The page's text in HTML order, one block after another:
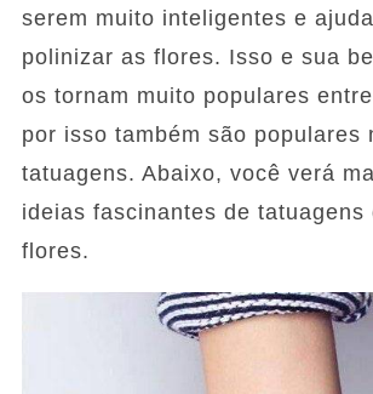
serem muito inteligentes e
polinizar as flores. Isso e sua
os tornam muito populares
por isso também são populares
tatuagens. Abaixo, você verá
ideias fascinantes de tatuagens
flores.